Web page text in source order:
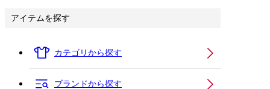
アイテムを探す
カテゴリから探す
ブランドから探す